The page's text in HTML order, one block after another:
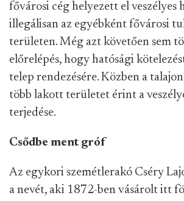
fővárosi cég helyezett el veszélyes
illegálisan az egyébként fővárosi
területen. Még azt követően sem
előrelépés, hogy hatósági
telep rendezésére. Közben a
több lakott területet érint a
terjedése.
Csődbe ment gróf
Az egykori szemétlerakó Cséry
a nevét, aki 1872-ben vásárolt itt